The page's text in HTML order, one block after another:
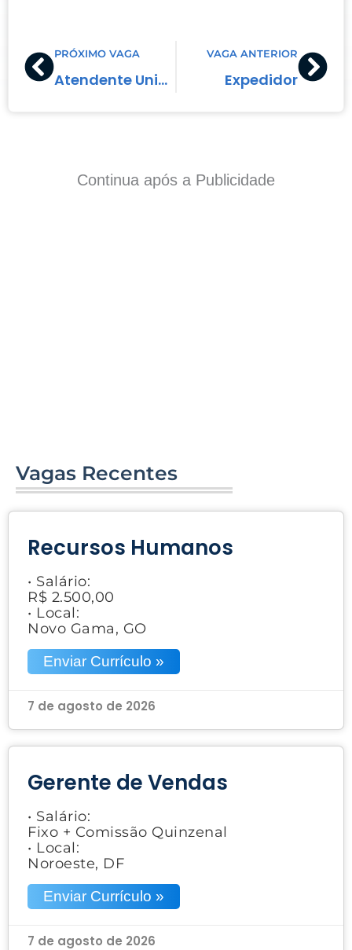
Prev
PRÓXIMO VAGA
Atendente Unidade
VAGA ANTERIOR
Expedidor
Continua após a Publicidade
Vagas Recentes
Recursos Humanos
• Salário:
R$ 2.500,00
• Local:
Novo Gama, GO
Enviar Currículo »
7 de agosto de 2026
Gerente de Vendas
• Salário:
Fixo + Comissão Quinzenal
• Local:
Noroeste, DF
Enviar Currículo »
7 de agosto de 2026